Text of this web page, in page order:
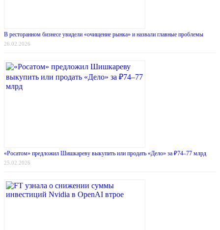
В ресторанном бизнесе увидели «очищение рынка» и назвали главные проблемы
26.02.2026
«Росатом» предложил Шишкареву выкупить или продать «Дело» за ₽74–77 млрд
25.02.2026